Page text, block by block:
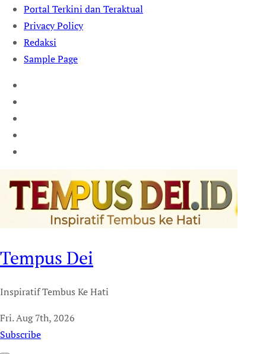
Portal Terkini dan Teraktual
Privacy Policy
Redaksi
Sample Page
Tempus Dei
Inspiratif Tembus Ke Hati
Fri. Aug 7th, 2026
Subscribe